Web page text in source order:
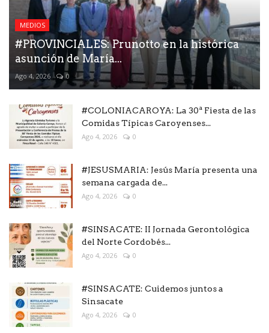
MEDIOS
#PROVINCIALES: Prunotto en la histórica
asunción de María...
Ago 4, 2026 0
#COLONIACAROYA: La 30ª Fiesta de las
Comidas Típicas Caroyenses...
Ago 4, 2026 0
#JESUSMARIA: Jesús María presenta una
semana cargada de...
Ago 4, 2026 0
#SINSACATE: II Jornada Gerontológica
del Norte Cordobés...
Ago 4, 2026 0
#SINSACATE: Cuidemos juntos a
Sinsacate
Ago 4, 2026 0